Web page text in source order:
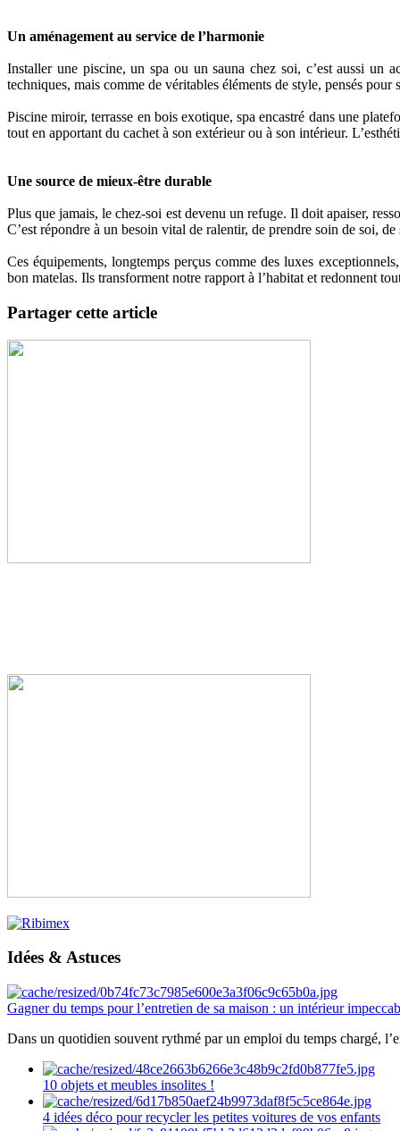
Un aménagement au service de l’harmonie
Installer une piscine, un spa ou un sauna chez soi, c’est aussi un
techniques, mais comme de véritables éléments de style, pensés
Piscine miroir, terrasse en bois exotique, spa encastré dans une
tout en apportant du cachet à son extérieur ou à son intérieur.
Une source de mieux-être durable
Plus que jamais, le chez-soi est devenu un refuge. Il doit apaiser,
C’est répondre à un besoin vital de ralentir, de prendre soin de soi,
Ces équipements, longtemps perçus comme des luxes
bon matelas. Ils transforment notre rapport à l’habitat et redonnent
Partager cette article
Idées & Astuces
Gagner du temps pour l’entretien de sa maison : un intérieur
Dans un quotidien souvent rythmé par un emploi du temps chargé,
10 objets et meubles insolites !
4 idées déco pour recycler les petites voitures de vos enfants